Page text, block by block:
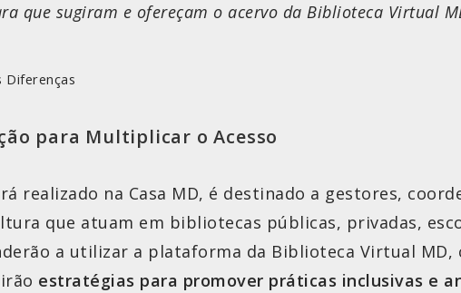
que sugiram e ofereçam o acervo da Biblioteca Virtual
Diferenças
para Multiplicar o Acesso
realizado na Casa MD, é destinado a gestores,
que atuam em bibliotecas públicas, privadas,
a utilizar a plataforma da Biblioteca Virtual MD,
estratégias para promover práticas inclusivas e